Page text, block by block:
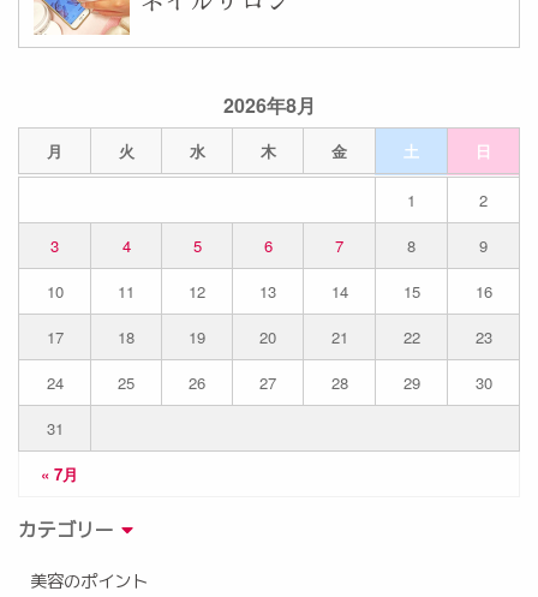
2026年8月
月 火 水 木 金 土 日
« 7月
1
2
3
4 5 6 7 8
9
10
11 12 13 14 15
16
17
18 19 20 21 22
23
24
25 26 27 28 29
30
31
カテゴリー
美容のポイント